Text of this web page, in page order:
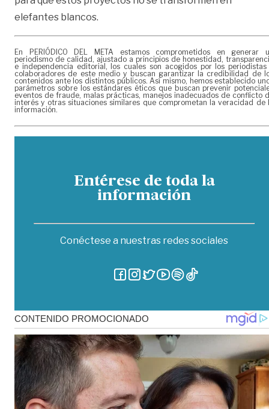
elefantes blancos.
En PERIÓDICO DEL META estamos comprometidos en generar
periodismo de calidad, ajustado a principios de honestidad,
e independencia editorial, los cuales son acogidos por los periodistas
colaboradores de este medio y buscan garantizar la credibilidad de
contenidos ante los distintos públicos. Así mismo, hemos establecido
parámetros sobre los estándares éticos que buscan prevenir
eventos de fraude, malas prácticas, manejos inadecuados de conflicto
interés y otras situaciones similares que comprometan la veracidad de
información.
Entérese de toda la
información
Conéctese a nuestras redes sociales